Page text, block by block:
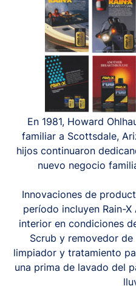
En 1981, Howard
familiar a Scottsdale,
hijos continuaron
nuevo negocio
Innovaciones de
período incluyen Rain-
interior en condiciones
Scrub y removedor
limpiador y tratamiento
una prima de lavado del